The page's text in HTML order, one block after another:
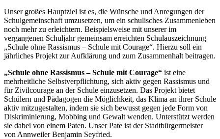
Unser großes Hauptziel ist es, die Wünsche und Anregungen der
Schulgemeinschaft umzusetzen, um ein schulisches Zusammenleben
noch mehr zu erleichtern. Beispielsweise mit unserer im
vergangenen Schuljahr gemeinsam erreichten Schulauszeichnung
„Schule ohne Rassismus – Schule mit Courage“. Hierzu soll ein
jährliches Projekt zur Aufklärung und zum Zusammenhalt beitragen.
„Schule ohne Rassismus – Schule mit Courage“ ist eine
mehrheitliche Selbstverpflichtung, sich aktiv gegen Rassismus und
für Zivilcourage an der Schule einzusetzen. Das Projekt bietet
Schülern und Pädagogen die Möglichkeit, das Klima an ihrer Schule
aktiv mitzugestalten, indem sie sich bewusst gegen jede Form von
Diskriminierung, Mobbing und Gewalt wenden. Unterstützt werden
sie dabei von einem Paten. Unser Pate ist der Stadtbürgermeister
von Annweiler Benjamin Seyfried.